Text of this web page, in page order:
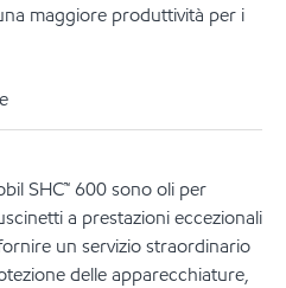
maggiore produttività per i
SHC™ 600 sono oli per
a prestazioni eccezionali
un servizio straordinario
delle apparecchiature,